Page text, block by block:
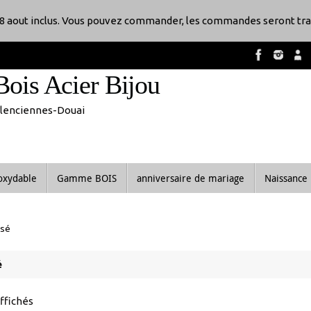
Acier Bijou
Douai